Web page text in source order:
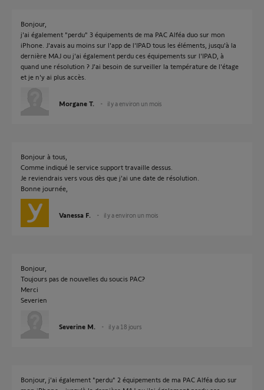
Bonjour,
j'ai également "perdu" 3 équipements de ma PAC Alféa duo sur mon
iPhone. J'avais au moins sur l'app de l'IPAD tous les éléments, jusqu'à la
dernière MAJ ou j'ai également perdu ces équipements sur l'IPAD, à
quand une résolution ? J'ai besoin de surveiller la température de l'étage
et je n'y ai plus accès.
Morgane T. il y a environ un mois
Bonjour à tous,
Comme indiqué le service support travaille dessus.
Je reviendrais vers vous dès que j'ai une date de résolution.
Bonne journée,
Vanessa F. il y a environ un mois
Bonjour,
Toujours pas de nouvelles du soucis PAC?
Merci
Severien
Severine M. il y a 18 jours
Bonjour, j'ai également "perdu" 2 équipements de ma PAC Alféa duo sur